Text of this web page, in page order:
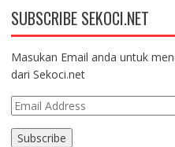
SUBSCRIBE SEKOCI.NET
Masukan Email anda untuk
dari Sekoci.net
E